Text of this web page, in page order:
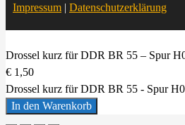
Impressum | Datenschutzerklärung
Drossel kurz für DDR BR 55 – Spur
€ 1,50
Drossel kurz für DDR BR 55 - Spur
In den Warenkorb